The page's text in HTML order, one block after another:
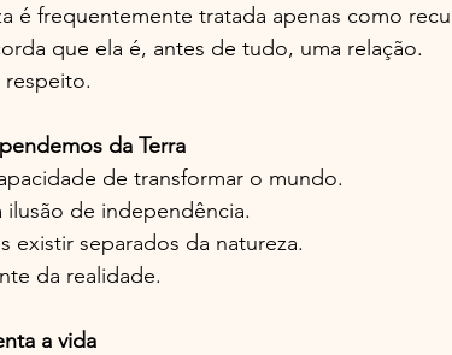
é frequentemente tratada apenas como
que ela é, antes de tudo, uma relação.
respeito.
da Terra
de transformar o mundo.
de independência.
existir separados da natureza.
da realidade.
a vida